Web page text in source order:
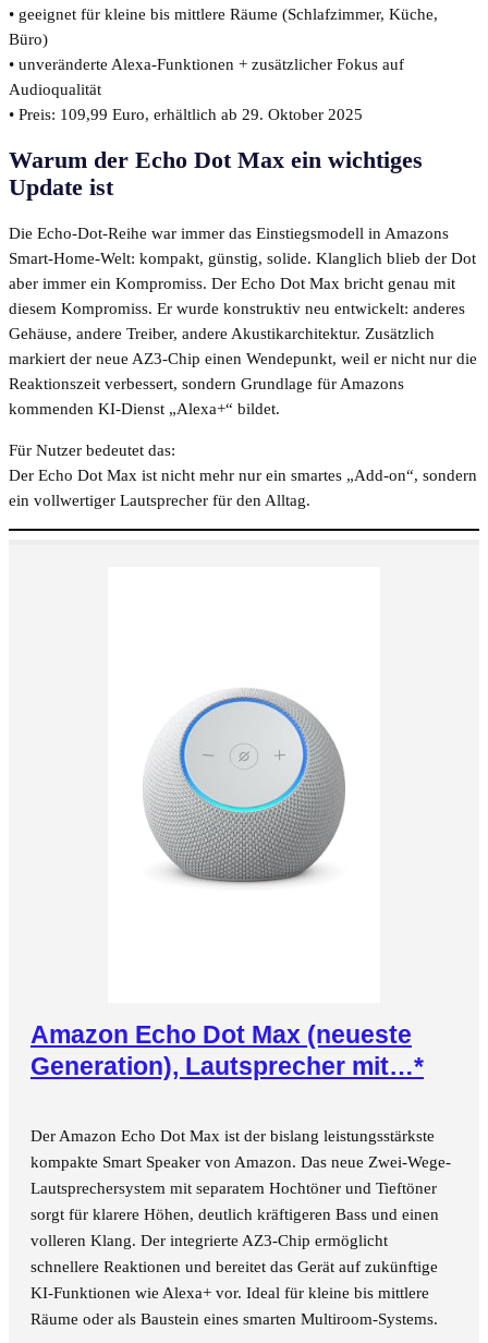
• geeignet für kleine bis mittlere Räume (Schlafzimmer, Küche,
Büro)
• unveränderte Alexa-Funktionen + zusätzlicher Fokus auf
Audioqualität
• Preis: 109,99 Euro, erhältlich ab 29. Oktober 2025
Warum der Echo Dot Max ein wichtiges
Update ist
Die Echo-Dot-Reihe war immer das Einstiegsmodell in Amazons
Smart-Home-Welt: kompakt, günstig, solide. Klanglich blieb der Dot
aber immer ein Kompromiss. Der Echo Dot Max bricht genau mit
diesem Kompromiss. Er wurde konstruktiv neu entwickelt: anderes
Gehäuse, andere Treiber, andere Akustikarchitektur. Zusätzlich
markiert der neue AZ3-Chip einen Wendepunkt, weil er nicht nur die
Reaktionszeit verbessert, sondern Grundlage für Amazons
kommenden KI-Dienst „Alexa+“ bildet.
Für Nutzer bedeutet das:
Der Echo Dot Max ist nicht mehr nur ein smartes „Add-on“, sondern
ein vollwertiger Lautsprecher für den Alltag.
Amazon Echo Dot Max (neueste
Generation), Lautsprecher mit…*
Der Amazon Echo Dot Max ist der bislang leistungsstärkste
kompakte Smart Speaker von Amazon. Das neue Zwei-Wege-
Lautsprechersystem mit separatem Hochtöner und Tieftöner
sorgt für klarere Höhen, deutlich kräftigeren Bass und einen
volleren Klang. Der integrierte AZ3-Chip ermöglicht
schnellere Reaktionen und bereitet das Gerät auf zukünftige
KI-Funktionen wie Alexa+ vor. Ideal für kleine bis mittlere
Räume oder als Baustein eines smarten Multiroom-Systems.